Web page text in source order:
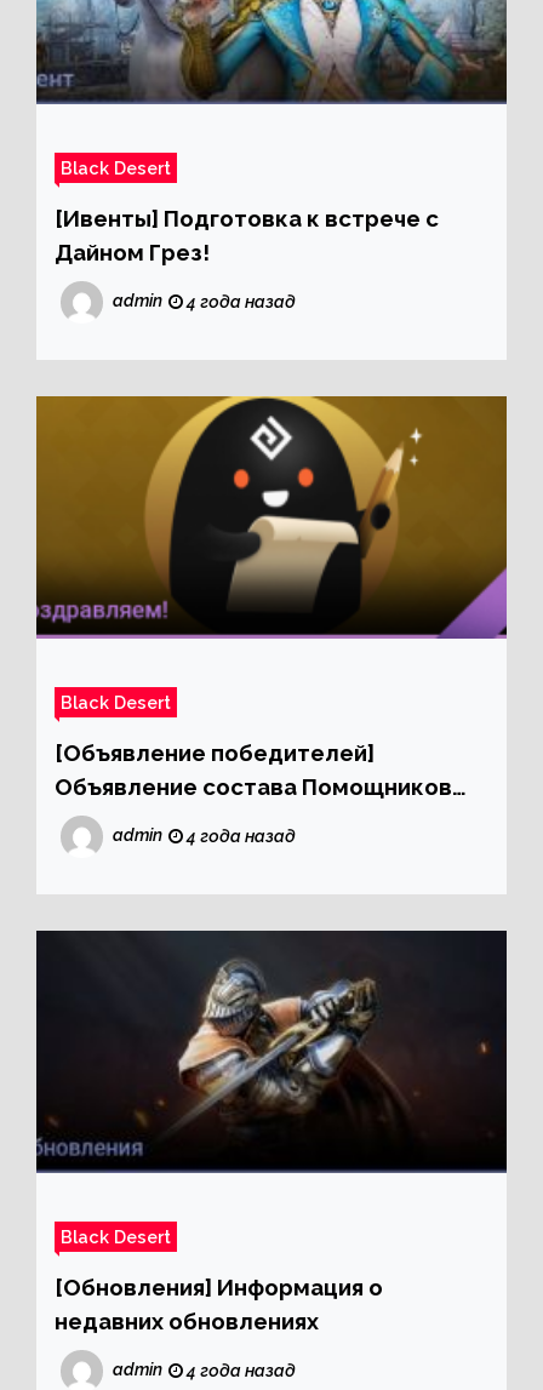
Black Desert
[Ивенты] Подготовка к встрече с
Дайном Грез!
admin 4 года назад
Black Desert
[Объявление победителей]
Объявление состава Помощников
Black Desert
admin 4 года назад
Black Desert
[Обновления] Информация о
недавних обновлениях
admin 4 года назад